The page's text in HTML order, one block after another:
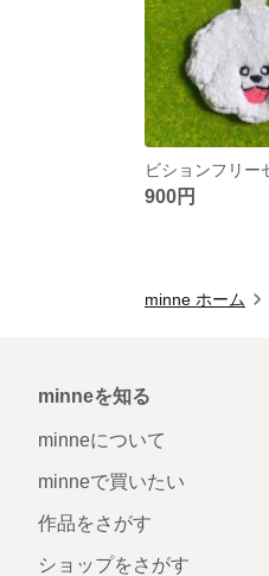
900円
minne ホーム
minneを知る
minneについて
minneで買いたい
作品をさがす
ショップをさがす